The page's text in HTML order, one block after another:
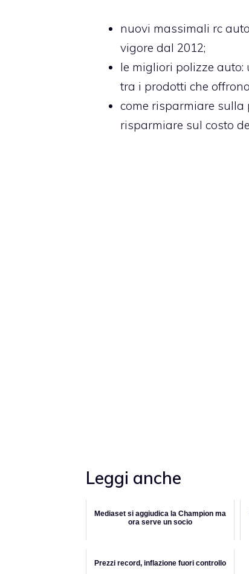
nuovi massimali rc auto
vigore dal 2012;
le migliori polizze auto:
tra i prodotti che
come risparmiare sulla
risparmiare sul costo
Leggi anche
Mediaset si aggiudica la Champion ma
ora serve un socio
Prezzi record, inflazione fuori controllo